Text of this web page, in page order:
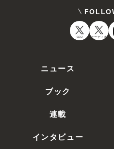
CDJ オーディオ
ニュース
ブック
連載
インタビュー